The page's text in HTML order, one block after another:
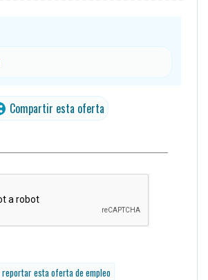
Compartir esta oferta
reportar esta oferta de empleo